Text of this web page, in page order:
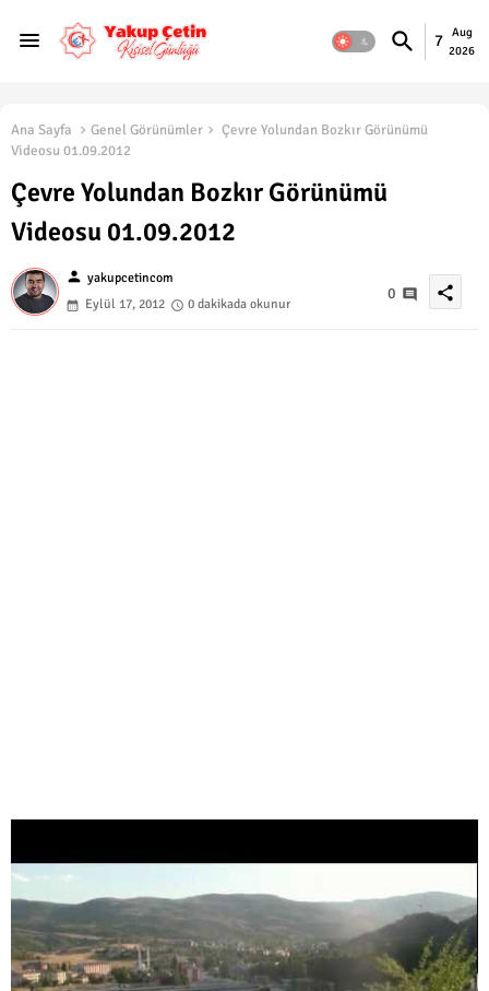
7
Aug
2026
Ana Sayfa Genel Görünümler
Çevre Yolundan Bozkır Görünümü
Videosu 01.09.2012
Çevre Yolundan Bozkır Görünümü
Videosu 01.09.2012
person yakupcetincom
Eylül 17, 2012
0 dakikada okunur
0 share